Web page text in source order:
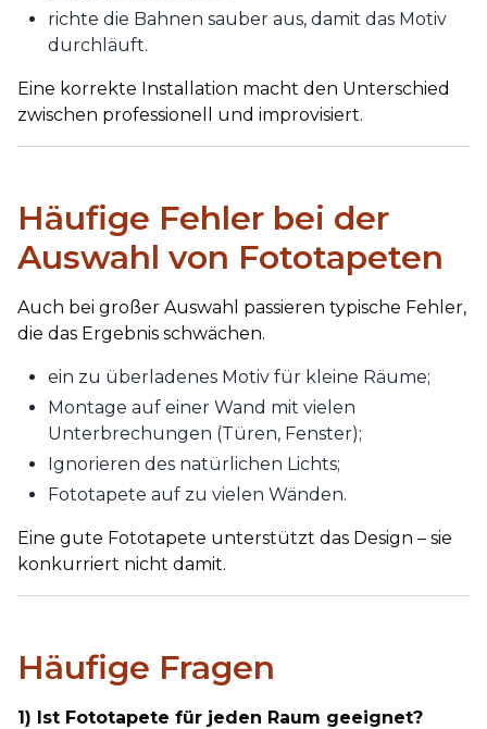
richte die Bahnen sauber aus, damit das Motiv
durchläuft.
Eine korrekte Installation macht den Unterschied
zwischen professionell und improvisiert.
Häufige Fehler bei der
Auswahl von Fototapeten
Auch bei großer Auswahl passieren typische Fehler,
die das Ergebnis schwächen.
ein zu überladenes Motiv für kleine Räume;
Montage auf einer Wand mit vielen
Unterbrechungen (Türen, Fenster);
Ignorieren des natürlichen Lichts;
Fototapete auf zu vielen Wänden.
Eine gute Fototapete unterstützt das Design – sie
konkurriert nicht damit.
Häufige Fragen
1) Ist Fototapete für jeden Raum geeignet?